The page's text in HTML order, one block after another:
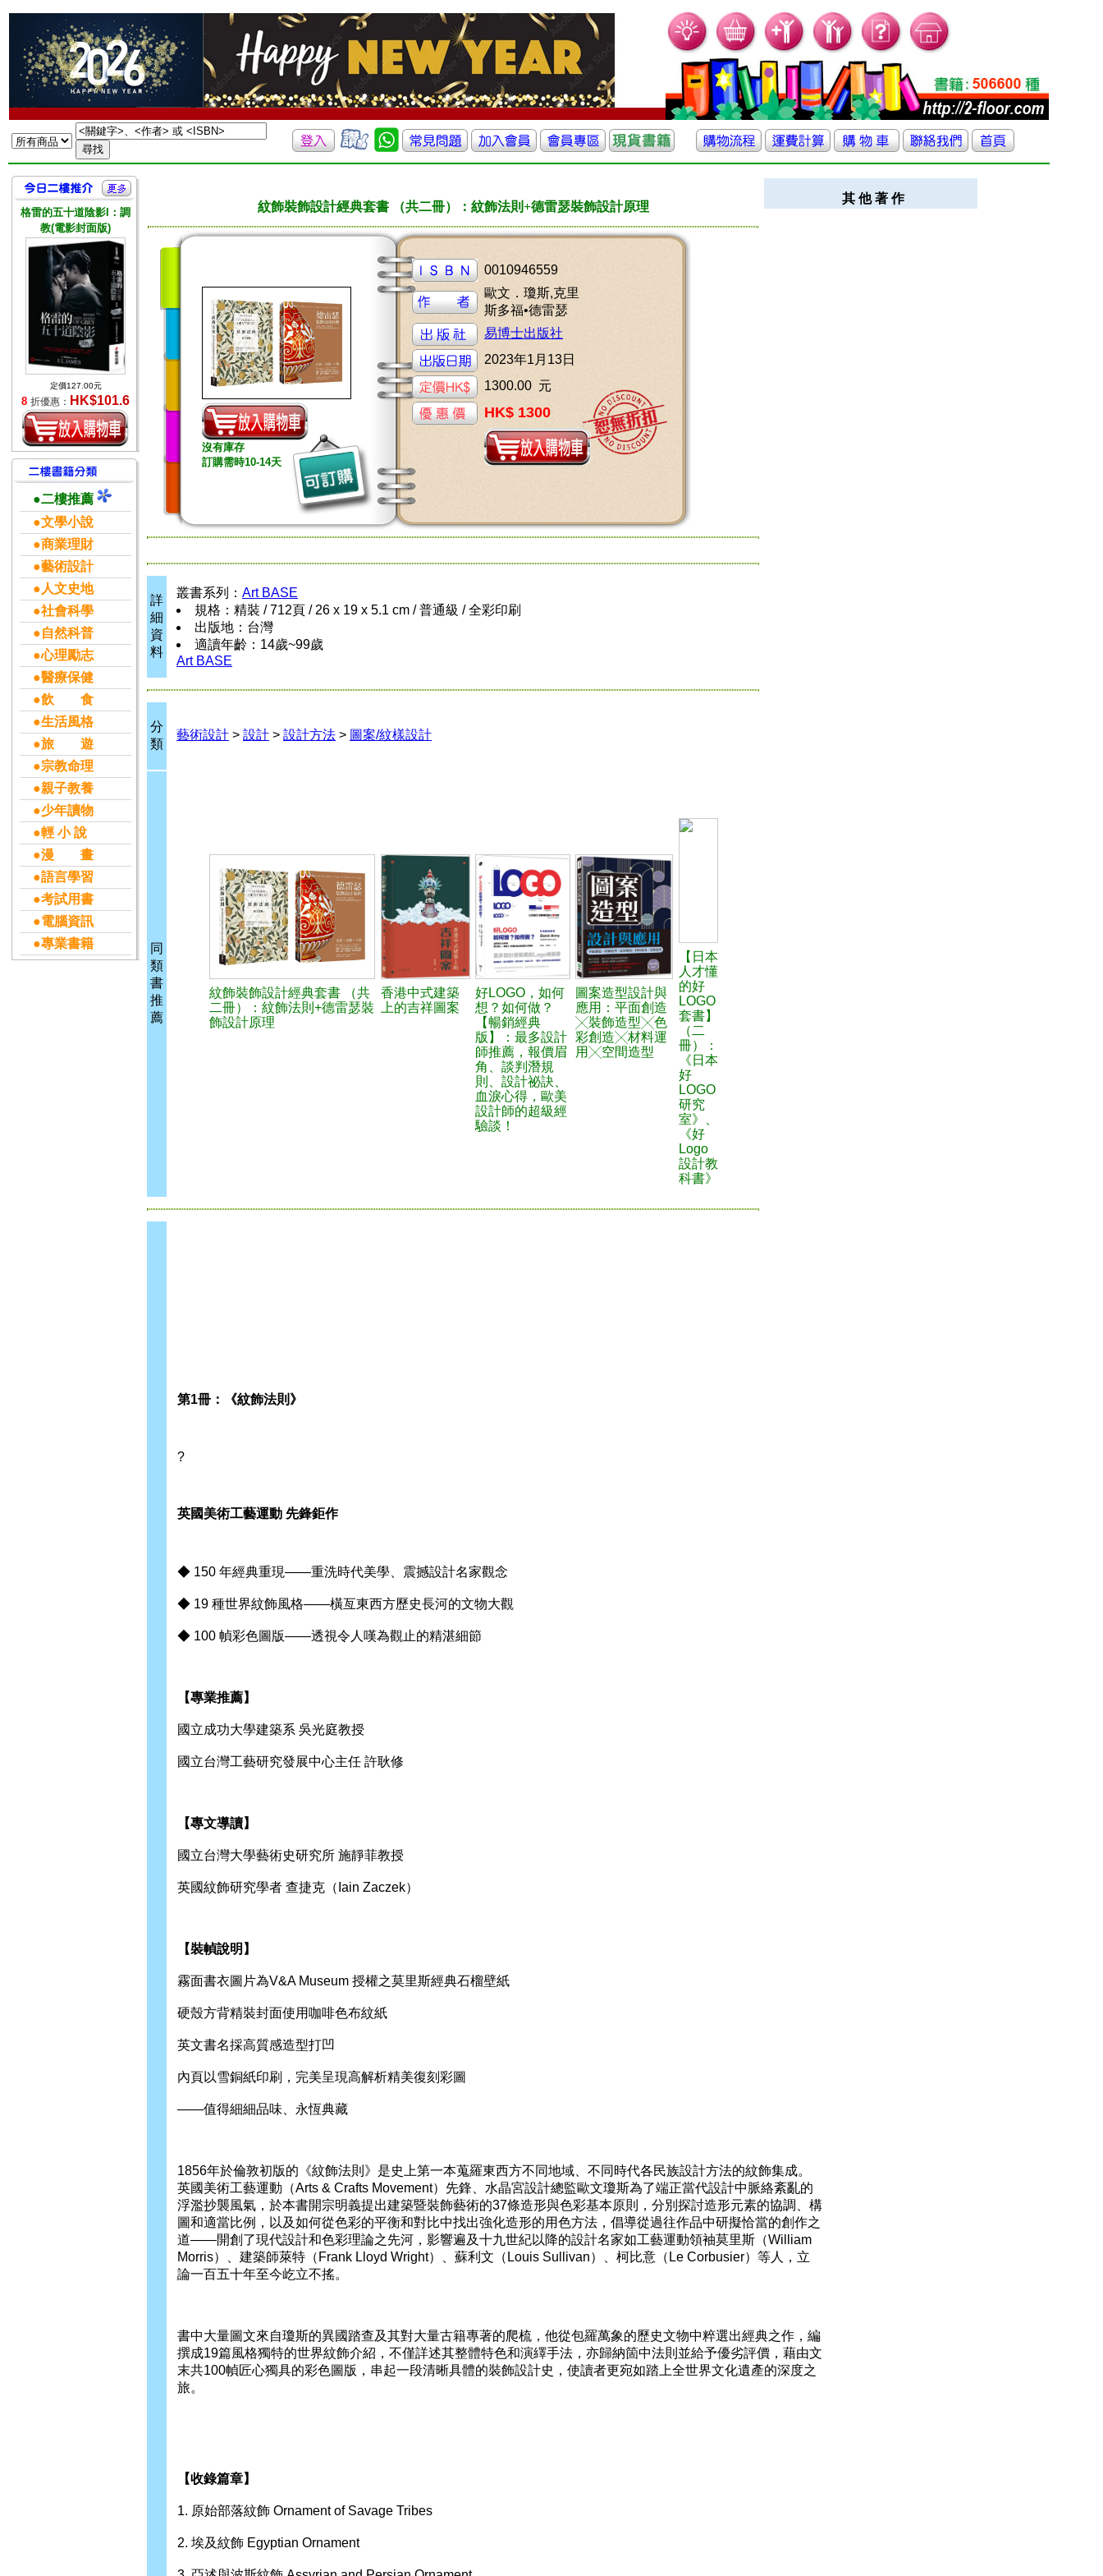
格雷的五十道陰影I：調
教(電影封面版)
定價127.00元
8 折優惠： HK$101.6
●二樓推薦
●文學小說
●商業理財
●藝術設計
●人文史地
●社會科學
●自然科普
●心理勵志
●醫療保健
●飲 食
●生活風格
●旅 遊
●宗教命理
●親子教養
●少年讀物
●輕 小 說
●漫 畫
●語言學習
●考試用書
●電腦資訊
●專業書籍
紋飾裝飾設計經典套書 （共二冊）：紋飾法則+德雷瑟裝飾設計原理
沒有庫存
訂購需時10-14天
0010946559
歐文．瓊斯,克里
斯多福•德雷瑟
易博士出版社
2023年1月13日
1300.00 元
HK$ 1300
詳
細
資
料
叢書系列： Art BASE
規格：精裝 / 712頁 / 26 x 19 x 5.1 cm / 普通級 / 全彩印刷
出版地：台灣
適讀年齡：14歲~99歲
Art BASE
分
類
藝術設計 > 設計 > 設計方法 > 圖案/紋樣設計
同
類
書
推
薦
紋飾裝飾設計經典套書 （共
二冊）：紋飾法則+德雷瑟裝
飾設計原理
香港中式建築
上的吉祥圖案
好LOGO，如何
想？如何做？
【暢銷經典
版】：最多設計
師推薦，報價眉
角、談判潛規
則、設計祕訣、
血淚心得，歐美
設計師的超級經
驗談！
圖案造型設計與
應用：平面創造
╳裝飾造型╳色
彩創造╳材料運
用╳空間造型
【日本
人才懂
的好
LOGO
套書】
（二
冊）：
《日本
好
LOGO
研究
室》、
《好
Logo
設計教
科書》
第1冊： 《紋飾法則》
?
英國美術工藝運動 先鋒鉅作
◆ 150 年經典重現——重洗時代美學、震撼設計名家觀念
◆ 19 種世界紋飾風格——橫亙東西方歷史長河的文物大觀
◆ 100 幀彩色圖版——透視令人嘆為觀止的精湛細節
【專業推薦】
國立成功大學建築系 吳光庭教授
國立台灣工藝研究發展中心主任 許耿修
【專文導讀】
國立台灣大學藝術史研究所 施靜菲教授
英國紋飾研究學者 查捷克（Iain Zaczek）
【裝幀說明】
霧面書衣圖片為V&A Museum 授權之莫里斯經典石榴壁紙
硬殼方背精裝封面使用咖啡色布紋紙
英文書名採高質感造型打凹
內頁以雪銅紙印刷，完美呈現高解析精美復刻彩圖
——值得細細品味、永恆典藏
1856年於倫敦初版的《紋飾法則》是史上第一本蒐羅東西方不同地域、不同時代各民族設計方法的紋飾集成。
英國美術工藝運動（Arts & Crafts Movement）先鋒、水晶宮設計總監歐文瓊斯為了端正當代設計中脈絡紊亂的
浮濫抄襲風氣，於本書開宗明義提出建築暨裝飾藝術的37條造形與色彩基本原則，分別探討造形元素的協調、構
圖和適當比例，以及如何從色彩的平衡和對比中找出強化造形的用色方法，倡導從過往作品中研擬恰當的創作之
道——開創了現代設計和色彩理論之先河，影響遍及十九世紀以降的設計名家如工藝運動領袖莫里斯（William
Morris）、建築師萊特（Frank Lloyd Wright）、蘇利文（Louis Sullivan）、柯比意（Le Corbusier）等人，立
論一百五十年至今屹立不搖。
書中大量圖文來自瓊斯的異國踏查及其對大量古籍專著的爬梳，他從包羅萬象的歷史文物中粹選出經典之作，編
撰成19篇風格獨特的世界紋飾介紹，不僅詳述其整體特色和演繹手法，亦歸納箇中法則並給予優劣評價，藉由文
末共100幀匠心獨具的彩色圖版，串起一段清晰具體的裝飾設計史，使讀者更宛如踏上全世界文化遺產的深度之
旅。
【收錄篇章】
1. 原始部落紋飾 Ornament of Savage Tribes
2. 埃及紋飾 Egyptian Ornament
其 他 著 作